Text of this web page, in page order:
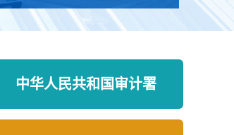
中华人民共和国审计署